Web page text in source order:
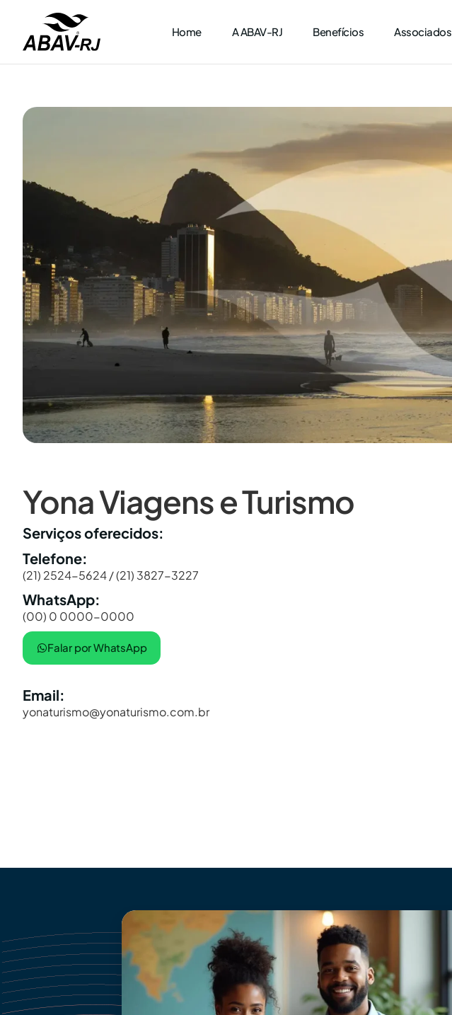
Home A ABAV-RJ Benefícios Associados
Yona Viagens e Turismo
Serviços oferecidos:
Telefone:
(21) 2524-5624 / (21) 3827-3227
WhatsApp:
(00) 0 0000-0000
Falar por WhatsApp
Email:
yonaturismo@yonaturismo.com.br